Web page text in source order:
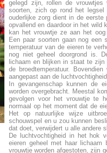
gelegd zijn, rollen de
soorten, zich op rond het
ouderlijke zorg dient in de
opvallend en daardoor in het wild
kan het vrouwtje ze aan het
Een paar soorten gaan nog een
temperatuur van de eieren te
nog niet geheel doorgrond is.
lichaam en blijken in staat te
de broedtemperatuur.
aangepast aan de
In gevangenschap kunnen de
worden overgebracht. Meestal
gevolgen voor het vrouwtje te
normaal op het moment dat de
Het op natuurlijke wijze
schouwspel en u zou kunnen
dat doet, verwijdert u alle andere
De luchtvochtigheid in het hok
eieren geheel met haar
vrouwtje worden afgestoten, zijn